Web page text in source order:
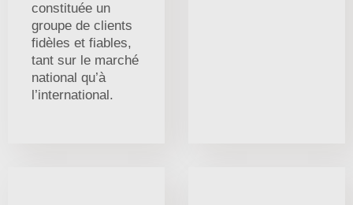
constituée un
groupe de clients
fidèles et fiables,
tant sur le marché
national qu’à
l’international.